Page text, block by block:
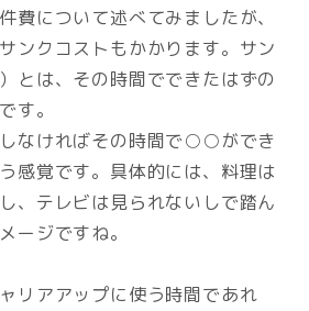
費について述べてみましたが、
ンクコストもかかります。サン
とは、その時間でできたはずの
す。
なければその時間で○○ができ
感覚です。具体的には、料理は
、テレビは見られないしで踏ん
ージですね。
リアアップに使う時間であれ